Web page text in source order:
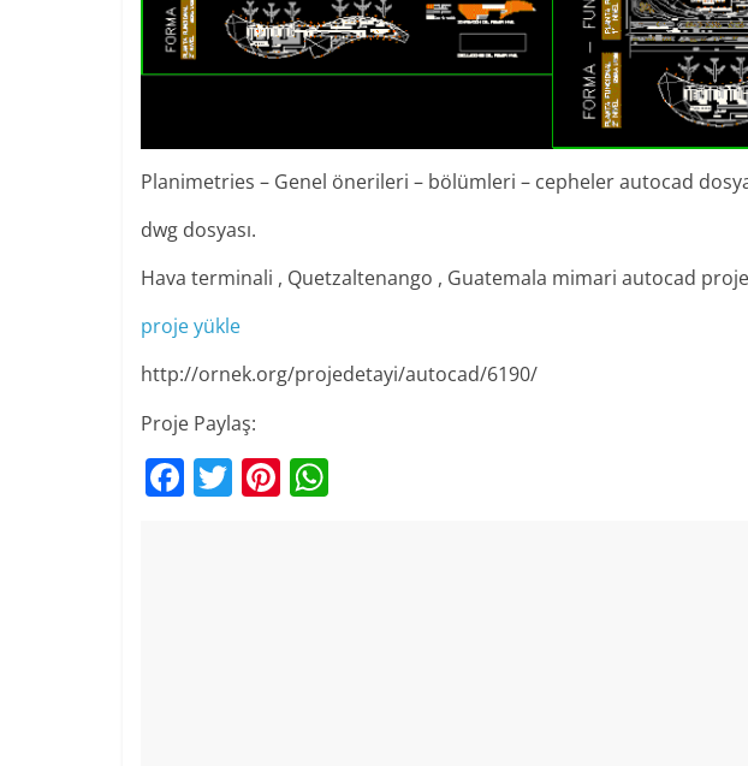
Planimetries – Genel önerileri – bölümleri – cepheler autocad
dwg dosyası.
Hava terminali , Quetzaltenango , Guatemala mimari autocad
proje yükle
http://ornek.org/projedetayi/autocad/6190/
Proje Paylaş:
F T Pi